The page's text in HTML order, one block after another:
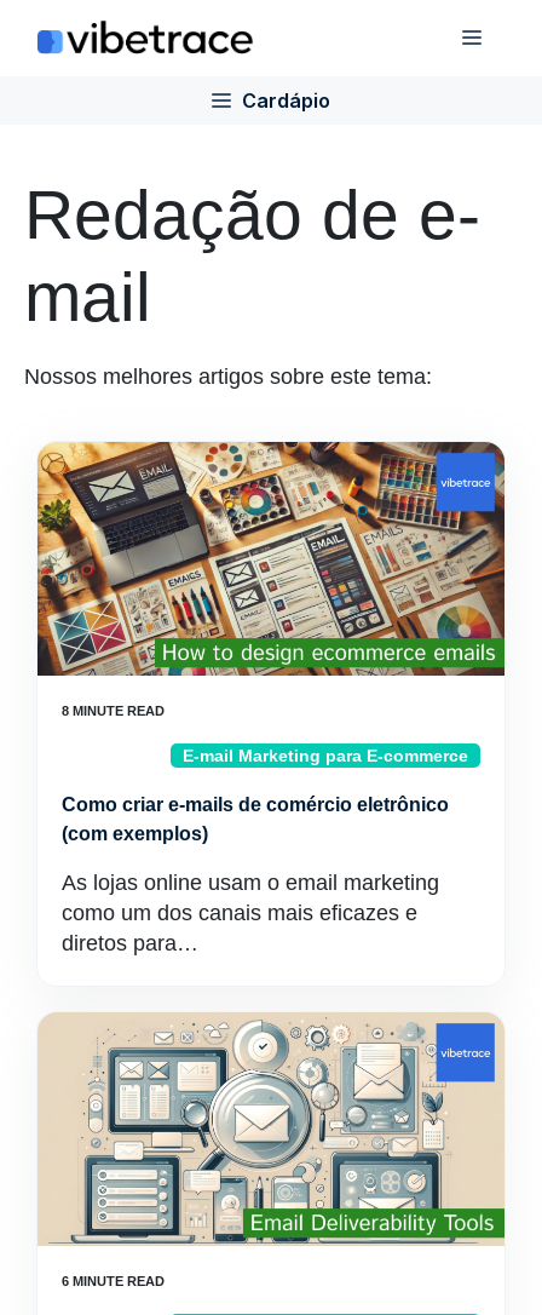
para
Cardápio
Redação de e-
mail
Nossos melhores artigos sobre este tema:
E-mail Marketing para E-commerce
Como criar e-mails de comércio eletrônico
(com exemplos)
As lojas online usam o email marketing
como um dos canais mais eficazes e
diretos para…